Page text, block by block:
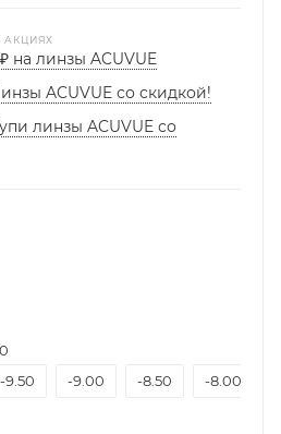
АКЦИЯХ
на линзы ACUVUE
ACUVUE со скидкой!
линзы ACUVUE со
-9.50 -9.00 -8.50 -8.00